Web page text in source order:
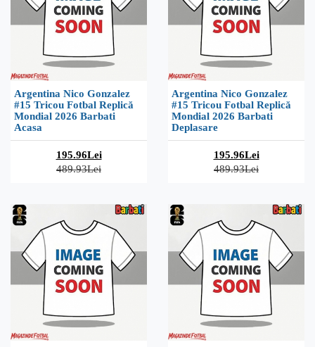
Argentina Nico Gonzalez
#15 Tricou Fotbal Replică
Mondial 2026 Barbati
Acasa
195.96Lei
489.93Lei
Argentina Nico Gonzalez
#15 Tricou Fotbal Replică
Mondial 2026 Barbati
Deplasare
195.96Lei
489.93Lei